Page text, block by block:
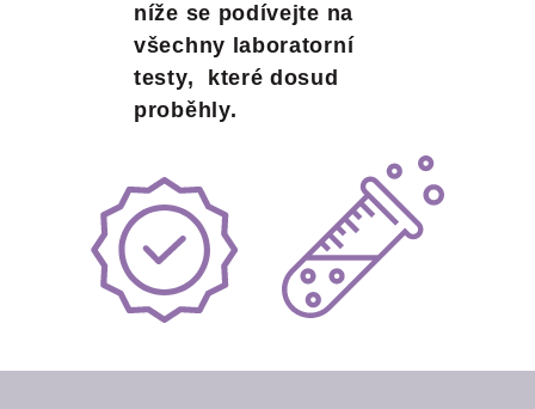
níže se podívejte na
všechny laboratorní
testy, které dosud
proběhly.